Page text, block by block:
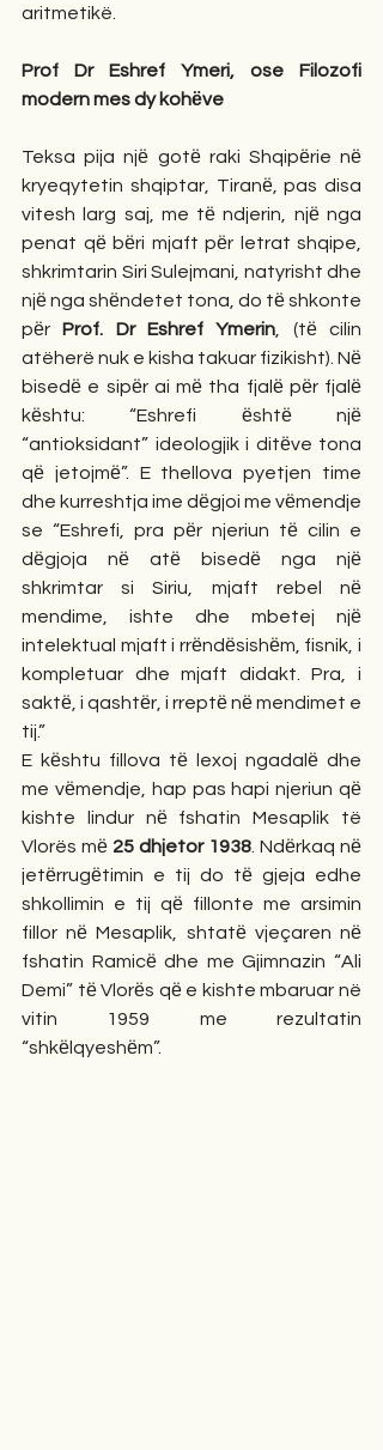
aritmetikë.
Prof Dr Eshref Ymeri, ose Filozofi
modern mes dy kohёve
Teksa pija njё gotё raki Shqipёrie nё
kryeqytetin shqiptar, Tiranё, pas disa
vitesh larg saj, me tё ndjerin, njё nga
penat qё bёri mjaft pёr letrat shqipe,
shkrimtarin Siri Sulejmani, natyrisht dhe
njё nga shёndetet tona, do tё shkonte
pёr Prof. Dr Eshref Ymerin , (tё cilin
atëherë nuk e kisha takuar fizikisht). Nё
bisedё e sipёr ai mё tha fjalё pёr fjalё
kёshtu: “Eshrefi ёshtё njё
“antioksidant” ideologjik i ditёve tona
qё jetojmё”. E thellova pyetjen time
dhe kurreshtja ime dёgjoi me vёmendje
se “Eshrefi, pra pёr njeriun tё cilin e
dёgjoja nё atё bisedё nga njё
shkrimtar si Siriu, mjaft rebel nё
mendime, ishte dhe mbetej njё
intelektual mjaft i rrёndёsishёm, fisnik, i
kompletuar dhe mjaft didakt. Pra, i
saktё, i qashtёr, i rreptё nё mendimet e
tij.”
E kёshtu fillova tё lexoj ngadalё dhe
me vёmendje, hap pas hapi njeriun qё
kishte lindur nё fshatin Mesaplik të
Vlorës mё 25 dhjetor 1938 . Ndёrkaq nё
jetёrrugёtimin e tij do tё gjeja edhe
shkollimin e tij qё fillonte me arsimin
fillor nё Mesaplik, shtatё vjeçaren nё
fshatin Ramicё dhe me Gjimnazin “Ali
Demi” tё Vlorёs qё e kishte mbaruar në
vitin 1959 me rezultatin
“shkёlqyeshёm”.